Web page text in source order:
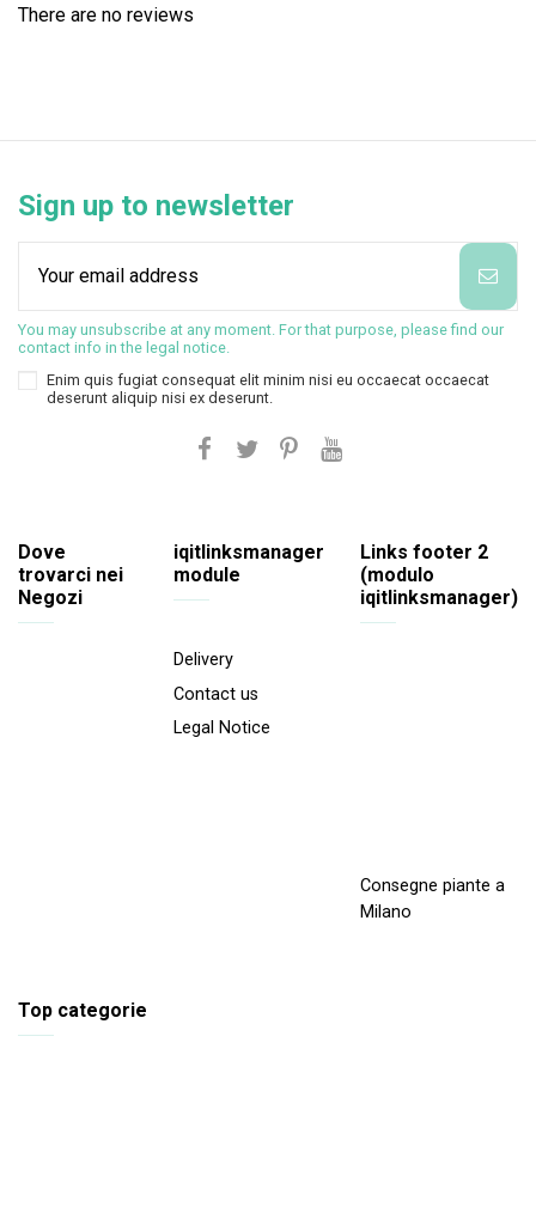
There are no reviews
Sign up to newsletter
You may unsubscribe at any moment. For that purpose, please find our
contact info in the legal notice.
Enim quis fugiat consequat elit minim nisi eu occaecat occaecat
deserunt aliquip nisi ex deserunt.
Dove
trovarci nei
Negozi
iqitlinksmanager
module
Delivery
Contact us
Legal Notice
Links footer 2
(modulo
iqitlinksmanager)
Consegne piante a
Milano
Top categorie